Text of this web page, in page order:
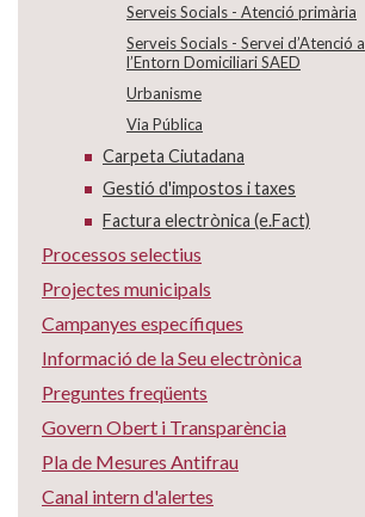
Serveis Socials - Atenció primària
Serveis Socials - Servei d’Atenció a
l’Entorn Domiciliari SAED
Urbanisme
Via Pública
Carpeta Ciutadana
Gestió d'impostos i taxes
Factura electrònica (e.Fact)
Processos selectius
Projectes municipals
Campanyes específiques
Informació de la Seu electrònica
Preguntes freqüents
Govern Obert i Transparència
Pla de Mesures Antifrau
Canal intern d'alertes